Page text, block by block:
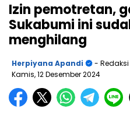
Izin pemotretan,
Sukabumi ini
menghilang
Herpiyana Apandi
- Redaksi
Kamis, 12 Desember 2024